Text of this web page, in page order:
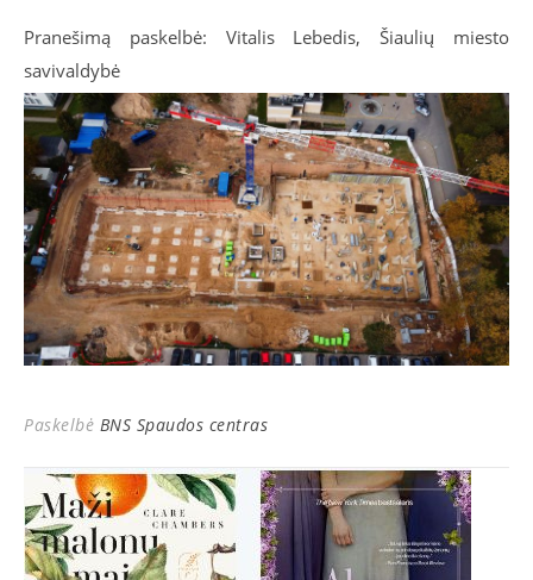
Pranešimą paskelbė: Vitalis Lebedis, Šiaulių miesto
savivaldybė
Paskelbė BNS Spaudos centras